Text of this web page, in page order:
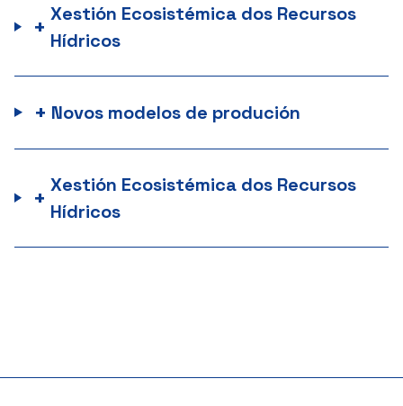
+ Xestión Ecosistémica dos Recursos
Hídricos
+ Novos modelos de produción
+ Xestión Ecosistémica dos Recursos
Hídricos